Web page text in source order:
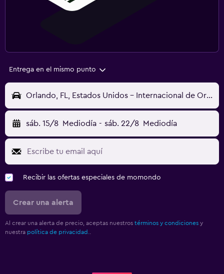
Entrega en el mismo punto
Orlando, FL, Estados Unidos - Internacional de Orlando (MCO)
sáb. 15/8 Mediodía - sáb. 22/8 Mediodía
Recibir las ofertas especiales de momondo
Crear una alerta
Al crear una alerta de precio, aceptas nuestros términos y condiciones y
nuestra política de privacidad..